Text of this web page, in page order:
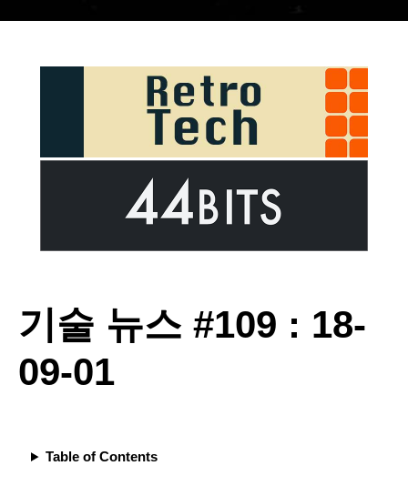
기술 뉴스 #109 : 18-
09-01
Table of Contents